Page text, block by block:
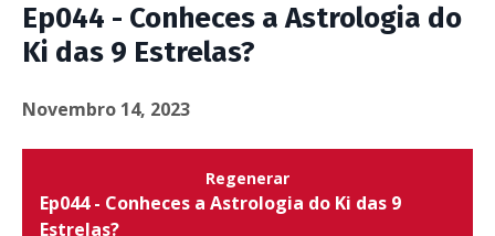
Ep044 - Conheces a Astrologia do
Ki das 9 Estrelas?
Novembro 14, 2023